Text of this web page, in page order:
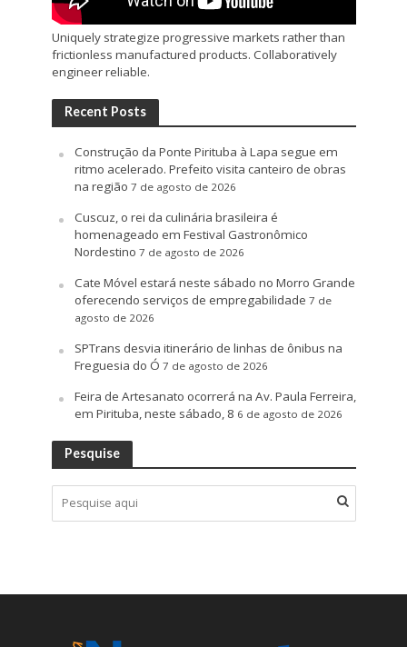
Uniquely strategize progressive markets rather than
frictionless manufactured products. Collaboratively
engineer reliable.
Recent Posts
Construção da Ponte Pirituba à Lapa segue em
ritmo acelerado. Prefeito visita canteiro de obras
na região 7 de agosto de 2026
Cuscuz, o rei da culinária brasileira é
homenageado em Festival Gastronômico
Nordestino 7 de agosto de 2026
Cate Móvel estará neste sábado no Morro Grande
oferecendo serviços de empregabilidade 7 de
agosto de 2026
SPTrans desvia itinerário de linhas de ônibus na
Freguesia do Ó 7 de agosto de 2026
Feira de Artesanato ocorrerá na Av. Paula Ferreira,
em Pirituba, neste sábado, 8 6 de agosto de 2026
Pesquise